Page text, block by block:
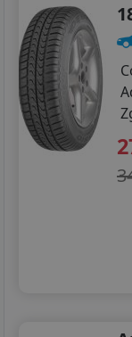
235/45R18
235/55R18
225/35R19
235/40R19